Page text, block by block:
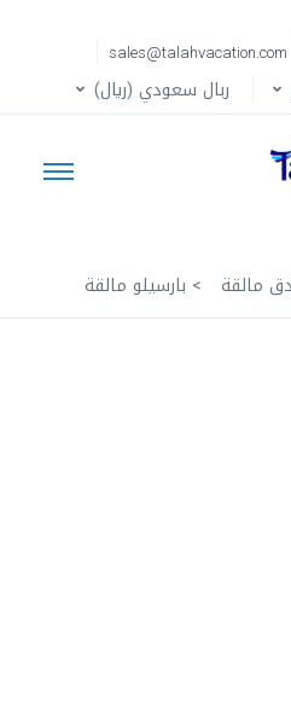
sales@talahvacation.com
ربال سعودي (ريال)
مالقة بارسيلو مالقة